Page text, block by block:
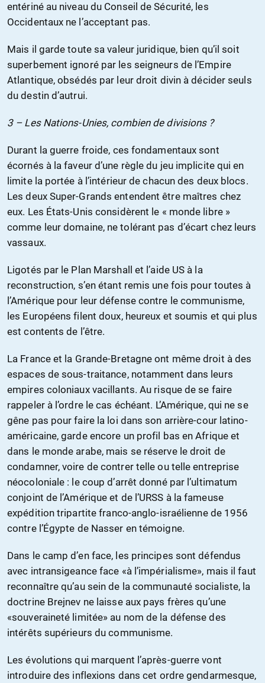
entériné au niveau du Conseil de Sécurité, les
Occidentaux ne l’acceptant pas.
Mais il garde toute sa valeur juridique, bien qu’il soit
superbement ignoré par les seigneurs de l’Empire
Atlantique, obsédés par leur droit divin à décider seuls
du destin d’autrui.
3 – Les Nations-Unies, combien de divisions ?
Durant la guerre froide, ces fondamentaux sont
écornés à la faveur d’une règle du jeu implicite qui en
limite la portée à l’intérieur de chacun des deux blocs.
Les deux Super-Grands entendent être maîtres chez
eux. Les États-Unis considèrent le « monde libre »
comme leur domaine, ne tolérant pas d’écart chez leurs
vassaux.
Ligotés par le Plan Marshall et l’aide US à la
reconstruction, s’en étant remis une fois pour toutes à
l’Amérique pour leur défense contre le communisme,
les Européens filent doux, heureux et soumis et qui plus
est contents de l’être.
La France et la Grande-Bretagne ont même droit à des
espaces de sous-traitance, notamment dans leurs
empires coloniaux vacillants. Au risque de se faire
rappeler à l’ordre le cas échéant. L’Amérique, qui ne se
gêne pas pour faire la loi dans son arrière-cour latino-
américaine, garde encore un profil bas en Afrique et
dans le monde arabe, mais se réserve le droit de
condamner, voire de contrer telle ou telle entreprise
néocoloniale : le coup d’arrêt donné par l’ultimatum
conjoint de l’Amérique et de l’URSS à la fameuse
expédition tripartite franco-anglo-israélienne de 1956
contre l’Égypte de Nasser en témoigne.
Dans le camp d’en face, les principes sont défendus
avec intransigeance face «à l’impérialisme», mais il faut
reconnaître qu’au sein de la communauté socialiste, la
doctrine Brejnev ne laisse aux pays frères qu’une
«souveraineté limitée» au nom de la défense des
intérêts supérieurs du communisme.
Les évolutions qui marquent l’après-guerre vont
introduire des inflexions dans cet ordre gendarmesque,